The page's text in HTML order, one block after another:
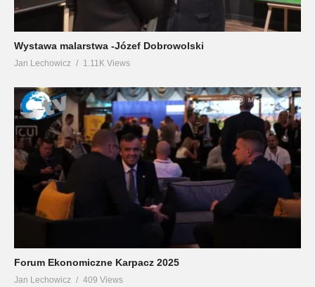
Wystawa malarstwa -Józef Dobrowolski
Jan Lechowicz 1.11K Views
Forum Ekonomiczne Karpacz 2025
Jan Lechowicz 409 Views